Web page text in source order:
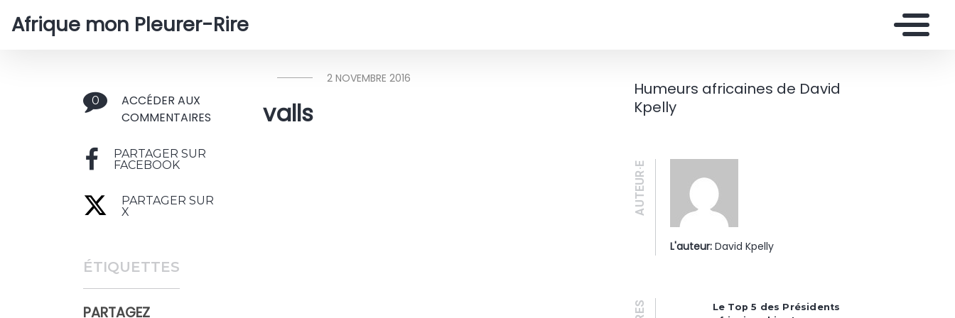
Afrique mon Pleurer-Rire
0
ACCÉDER AUX
COMMENTAIRES
PARTAGER SUR
FACEBOOK
PARTAGER SUR
X
ÉTIQUETTES
2 NOVEMBRE 2016
valls
PARTAGEZ
Humeurs africaines de David
Kpelly
AUTEUR·E
L'auteur:David Kpelly
Le Top 5 des Présidents